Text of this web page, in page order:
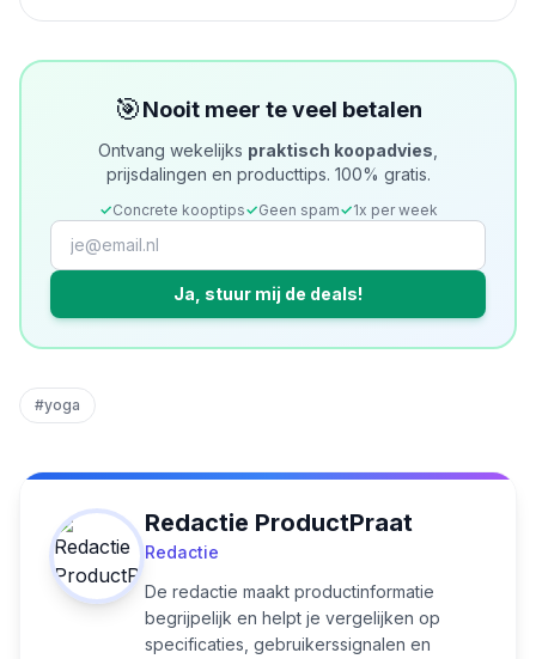
🎯Nooit meer te veel betalen
Ontvang wekelijks praktisch koopadvies
prijsdalingen en producttips. 100% gratis.
✓Concrete kooptips✓Geen spam✓1x per week
Ja, stuur mij de deals!
#yoga
Redactie ProductPraat
Redactie
De redactie maakt productinformatie
begrijpelijk en helpt je vergelijken op
specificaties, gebruikerssignalen en